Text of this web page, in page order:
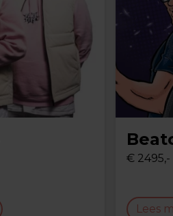
€ 2495,-
Lees